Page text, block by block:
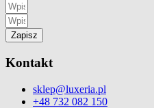
Zapisz
Kontakt
sklep@luxeria.pl
+48 732 082 150